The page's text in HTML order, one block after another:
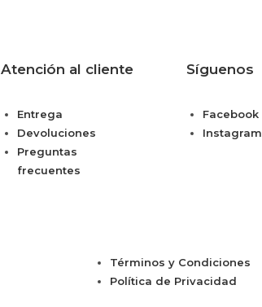
Atención al cliente
Entrega
Devoluciones
Preguntas
frecuentes
Síguenos
Facebook
Instagram
Términos y Condiciones
Política de Privacidad